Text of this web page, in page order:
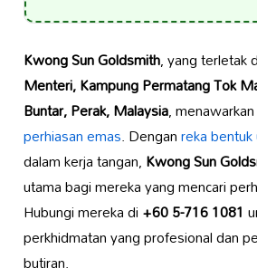
Kwong Sun Goldsmith, yang terletak
Menteri, Kampung Permatang Tok
Buntar, Perak, Malaysia, menawarkan
perhiasan emas. Denganreka bentuk
dalam kerja tangan,Kwong Sun
utama bagi mereka yang mencari
Hubungi mereka di+60 5-716 1081
perkhidmatan yang profesional dan
butiran.